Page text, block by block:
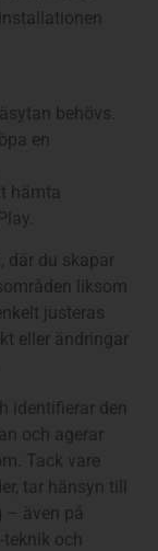
behövs.
en
hämta
där du skapar
liksom
justeras
eller ändringar
identifierar den
och agerar
Tack vare
tar hänsyn till
– även på
och